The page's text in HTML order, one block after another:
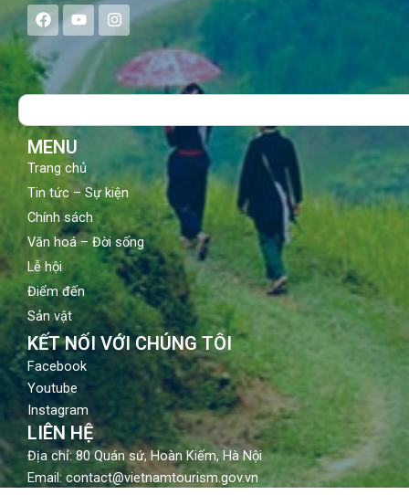
F
a
c
e
b
o
Y
o
u
t
u
b
I
n
s
a
g
Search
MENU
Trang chủ
Tin tức – Sự kiện
Chính sách
Văn hoá – Đời sống
Lễ hội
Điểm đến
Sản vật
KẾT NỐI VỚI CHÚNG TÔI
Facebook
Youtube
Instagram
LIÊN HỆ
Địa chỉ: 80 Quán sứ, Hoàn Kiếm, Hà Nội
Email: contact@vietnamtourism.gov.vn